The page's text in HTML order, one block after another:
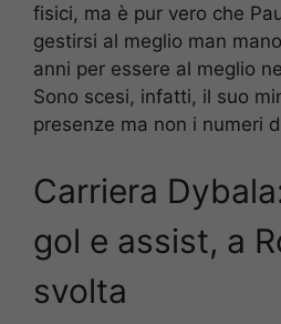
fisici, ma è pur vero che
gestirsi al meglio man
anni per essere al meglio
Sono scesi, infatti, il suo
presenze ma non i numeri
Carriera
gol e assist, a
svolta